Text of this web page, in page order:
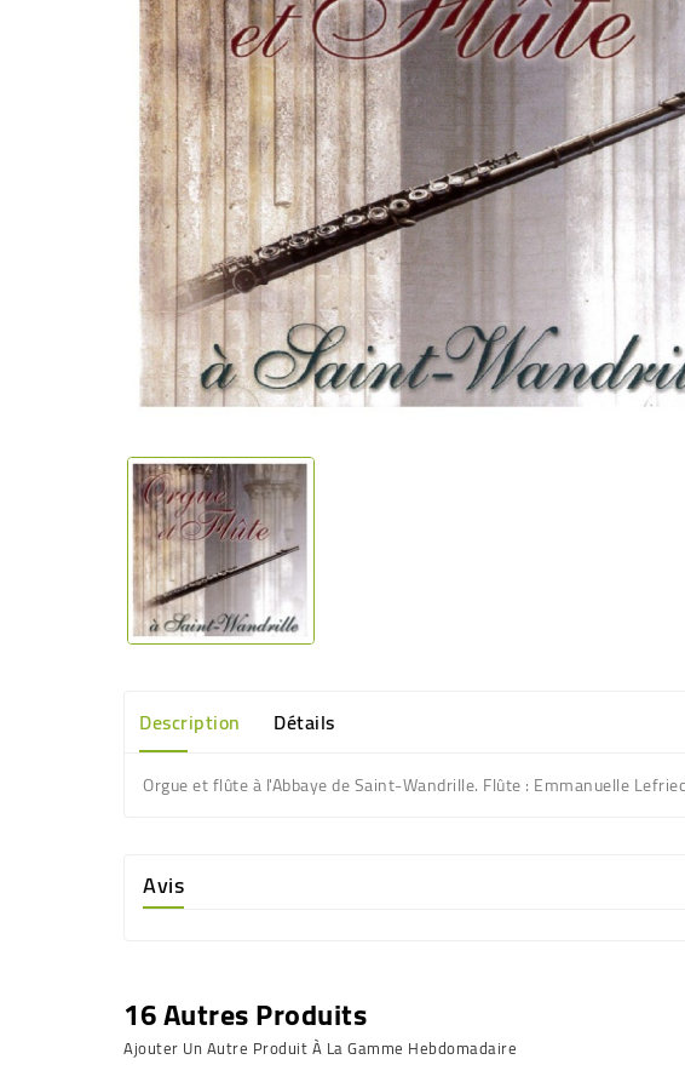
Description Détails
Orgue et flûte à l'Abbaye de Saint-Wandrille. Flûte : Emmanuelle
Avis
16 Autres Produits
Ajouter Un Autre Produit À La Gamme Hebdomadaire